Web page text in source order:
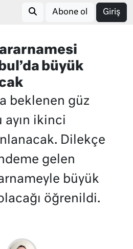
Abone ol Giriş
büyük
beklenen güz
ayın ikinci
Dilekçe
gelen
büyük
öğrenildi.